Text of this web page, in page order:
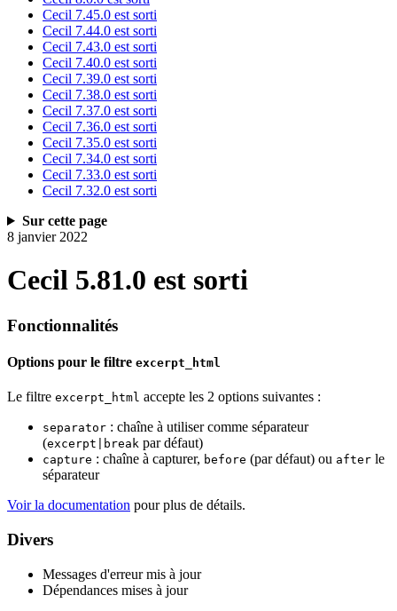
Cecil 7.45.0 est sorti
Cecil 7.44.0 est sorti
Cecil 7.43.0 est sorti
Cecil 7.40.0 est sorti
Cecil 7.39.0 est sorti
Cecil 7.38.0 est sorti
Cecil 7.37.0 est sorti
Cecil 7.36.0 est sorti
Cecil 7.35.0 est sorti
Cecil 7.34.0 est sorti
Cecil 7.33.0 est sorti
Cecil 7.32.0 est sorti
Sur cette page
8 janvier 2022
Cecil 5.81.0 est sorti
Fonctionnalités
Options pour le filtre excerpt_html
Le filtre excerpt_html accepte les 2 options suivantes :
separator : chaîne à utiliser comme séparateur
(excerpt|break par défaut)
capture : chaîne à capturer, before (par défaut) ou after le
séparateur
Voir la documentation pour plus de détails.
Divers
Messages d'erreur mis à jour
Dépendances mises à jour